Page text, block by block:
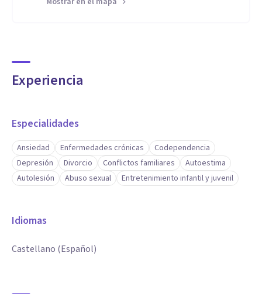
Experiencia
Especialidades
Ansiedad Enfermedades crónicas
Codependencia
Depresión
Divorcio Conflictos familiares
Autoestima
Autolesión
Abuso sexual Entretenimiento infantil y juvenil
Idiomas
Castellano (Español)